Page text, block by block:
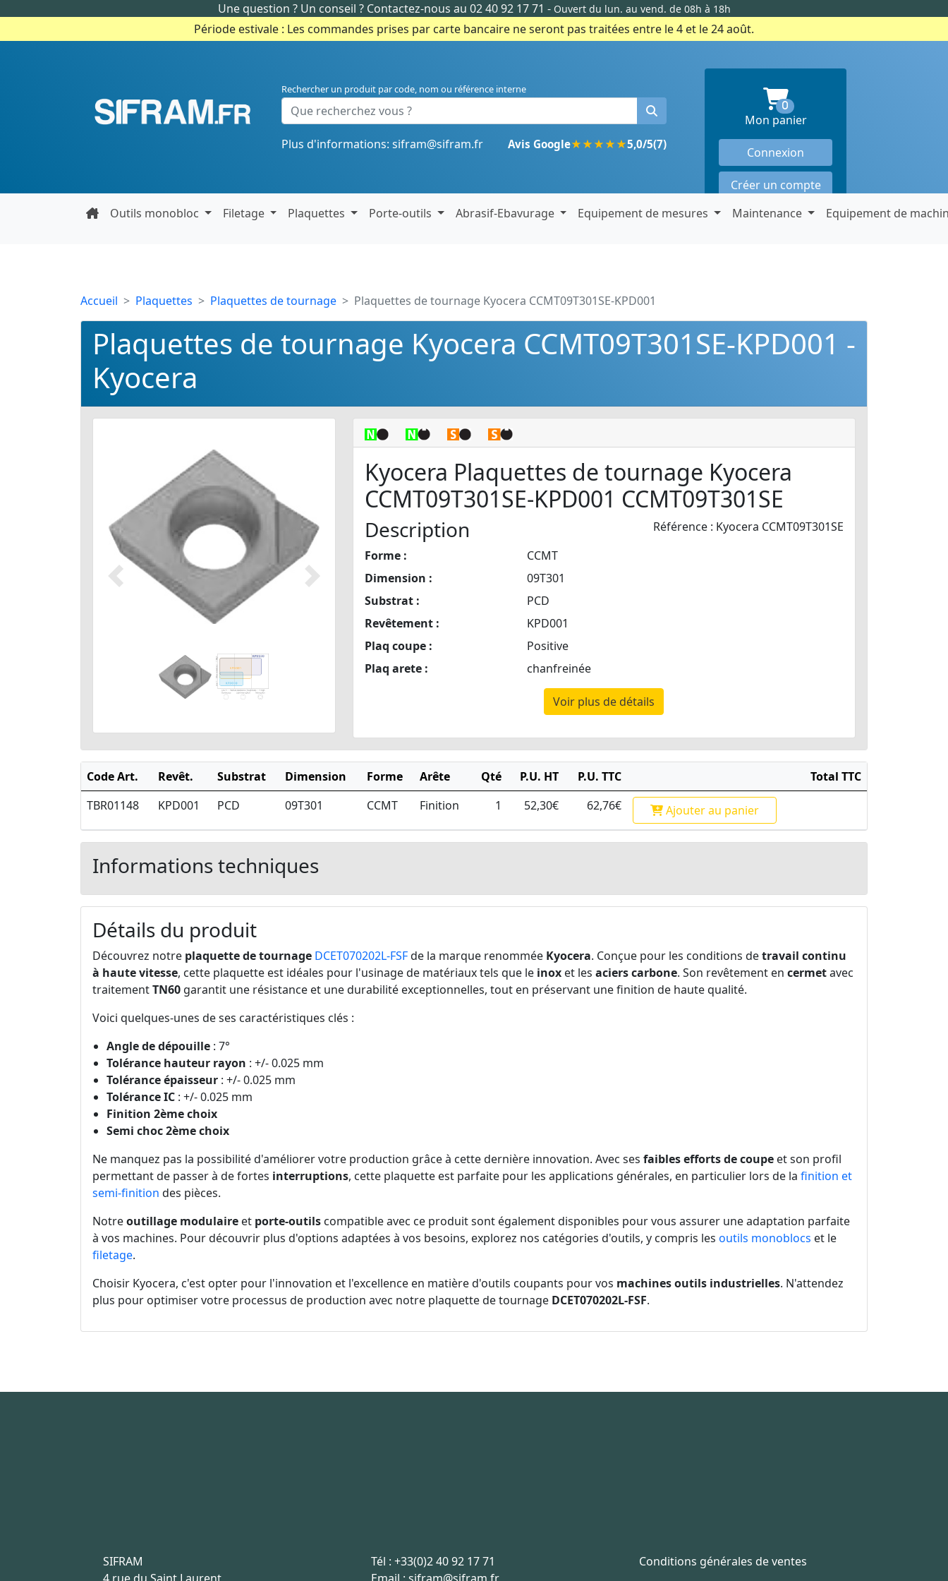
Une question ? Un conseil ?Contactez-nous au 02 40 92 17 71 - Ouvert du lun. au vend. de 08h à 18h
Période estivale : Les commandes prises par carte bancaire ne seront pas traitées entre le 4 et le 24 août.
Rechercher un produit par code, nom ou référence interne
Plus d'informations: sifram@sifram.fr Avis Google★★★★★5,0/5(7)
0produits en panier
Mon panier
Connexion
Créer un compte
Outils monobloc
Filetage Plaquettes Porte-outils Abrasif-Ebavurage Equipement de mesures Maintenance Equipement de
Accueil Plaquettes Plaquettes de tournage Plaquettes de tournage Kyocera CCMT09T301SE-KPD001
Plaquettes de tournage Kyocera CCMT09T301SE-KPD001 -
Kyocera
Précédent Suivant
Kyocera Plaquettes de tournage Kyocera
CCMT09T301SE-KPD001 CCMT09T301SE
Référence : Kyocera CCMT09T301SE
Description
Forme :
CCMT
Dimension :
09T301
Substrat :
PCD
Revêtement :
KPD001
Plaq coupe :
Positive
Plaq arete :
chanfreinée
Voir plus de détails
Code Art. Revêt. Substrat Dimension Forme Arête Qté P.U. HT P.U. TTC
Total TTC
TBR01148
KPD001 PCD 09T301 CCMT Finition 1 52,30€ 62,76€ Ajouterau panier
Informations techniques
Détails du produit
Découvrez notre plaquette de tournage DCET070202L-FSFde la marque renommée Kyocera. Conçue pour les conditions detravail continu
à haute vitesse, cette plaquette est idéales pour l'usinage de matériaux tels que le inox et les aciers carbone. Son revêtement en cermetavec
traitementTN60 garantit une résistance et une durabilité exceptionnelles, tout en préservant une finition de haute qualité.
Voici quelques-unes de ses caractéristiques clés :
Angle de dépouille : 7°
Tolérance hauteur rayon : +/- 0.025 mm
Tolérance épaisseur : +/- 0.025 mm
Tolérance IC : +/- 0.025 mm
Finition 2ème choix
Semi choc 2ème choix
Ne manquez pas la possibilité d'améliorer votre production grâce à cette dernière innovation. Avec ses faibles efforts de coupe et son profil
permettant de passer à de fortes interruptions, cette plaquette est parfaite pour les applications générales, en particulier lors de la finition et
semi-finition des pièces.
Notreoutillage modulaire et porte-outils compatible avec ce produit sont également disponibles pour vous assurer une adaptation parfaite
à vos machines. Pour découvrir plus d'options adaptées à vos besoins, explorez nos catégories d'outils, y compris les outils monoblocs et le
filetage.
Choisir Kyocera, c'est opter pour l'innovation et l'excellence en matière d'outils coupants pour vos machines outils industrielles. N'attendez
plus pour optimiser votre processus de production avec notre plaquette de tournage DCET070202L-FSF.
SIFRAM
Tél : +33(0)2 40 92 17 71
Conditions générales de ventes